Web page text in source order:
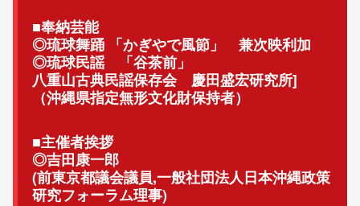
■奉納芸能
◎琉球舞踊 「かぎやで風節」 兼次映利加
◎琉球民謡 「谷茶前」
八重山古典民謡保存会 慶田盛宏研究所]
（沖縄県指定無形文化財保持者）
■主催者挨拶
◎吉田康一郎
(前東京都議会議員,一般社団法人日本沖縄政策
研究フォーラム理事)